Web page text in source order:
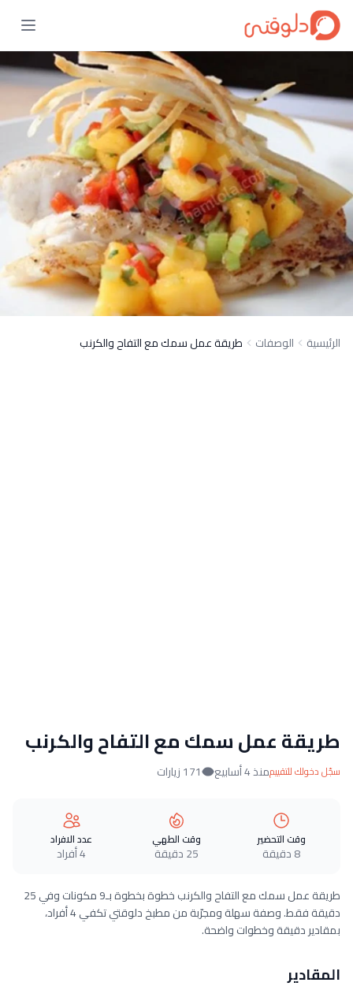
الرئيسية الوصفات طريقة عمل سمك مع التفاح والكرنب
طريقة عمل سمك مع التفاح والكرنب
سجّل دخولك للتقييممنذ 4 أسابيع 171 زيارات
وقت التحضير
8 دقيقة
وقت الطهي
25 دقيقة
عدد الافراد
4 أفراد
طريقة عمل سمك مع التفاح والكرنب خطوة بخطوة بـ9 مكونات وفي 25
دقيقة فقط. وصفة سهلة ومجرّبة من مطبخ دلوقتي تكفي 4 أفراد،
بمقادير دقيقة وخطوات واضحة.
المقادير